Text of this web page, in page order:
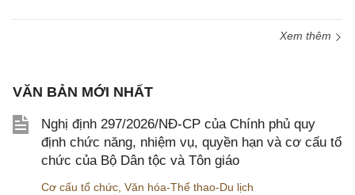
Xem thêm
VĂN BẢN MỚI NHẤT
Nghị định 297/2026/NĐ-CP của Chính phủ quy
định chức năng, nhiệm vụ, quyền hạn và cơ cấu tổ
chức của Bộ Dân tộc và Tôn giáo
Cơ cấu tổ chức, Văn hóa-Thể thao-Du lịch